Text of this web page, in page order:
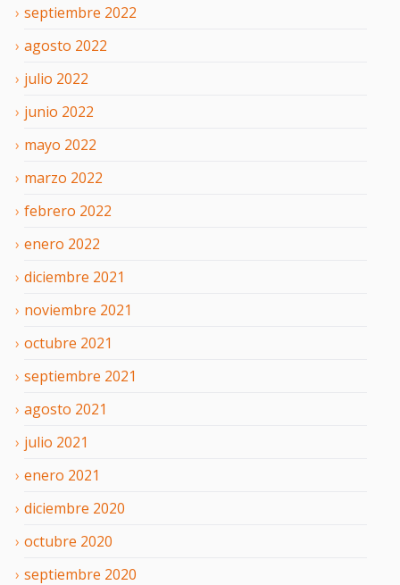
septiembre 2022
agosto 2022
julio 2022
junio 2022
mayo 2022
marzo 2022
febrero 2022
enero 2022
diciembre 2021
noviembre 2021
octubre 2021
septiembre 2021
agosto 2021
julio 2021
enero 2021
diciembre 2020
octubre 2020
septiembre 2020